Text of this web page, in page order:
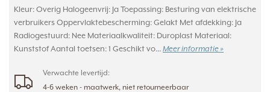
Kleur: Overig Halogeenvrij: Ja Toepassing: Besturing van elektrische
verbruikers Oppervlaktebescherming: Gelakt Met afdekking: Ja
Radiogestuurd: Nee Materiaalkwaliteit: Duroplast Materiaal:
Kunststof Aantal toetsen: 1 Geschikt vo... Meer informatie »
Verwachte levertijd:
4-6 weken - maatwerk, niet retourneerbaar